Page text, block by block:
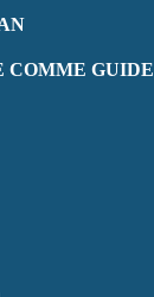
COMME GUIDE